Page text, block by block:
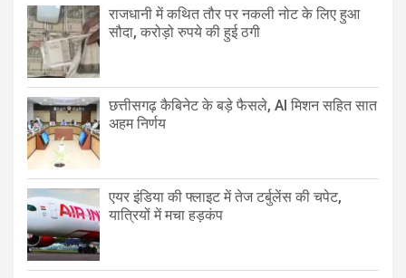
राजधानी में कथित तौर पर नकली नोट के लिए हुआ
सौदा, करोड़ो रुपये की हुई ठगी
छत्तीसगढ़ कैबिनेट के बड़े फैसले, AI मिशन सहित सात
अहम निर्णय
एयर इंडिया की फ्लाइट में तेज टर्बुलेंस की चपेट,
यात्रियों में मचा हड़कंप